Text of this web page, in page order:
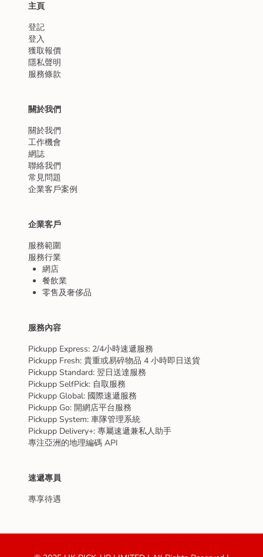
主頁
登記
登入
獲取報價
隱私聲明
服務條款
關於我們
關於我們
工作機會
網誌
聯絡我們
常見問題
企業客戶案例
企業客戶
服務範圍
服務行業
網店
餐飲業
零售及奢侈品
服務內容
Pickupp Express: 2/4小時速遞服務
Pickupp Fresh: 貴重或易碎物品 4 小時即日送貨
Pickupp Standard: 翌日送達服務
Pickupp SelfPick: 自取服務
Pickupp Global: 國際速遞服務
Pickupp Go: 開網店平台服務
Pickupp System: 車隊管理系統
Pickupp Delivery+: 專屬速遞兼私人助手
專注亞洲的地理編碼 API
速遞專員
專享待遇